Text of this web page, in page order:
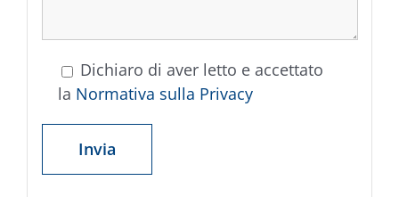
Dichiaro di aver letto e accettato
la Normativa sulla Privacy